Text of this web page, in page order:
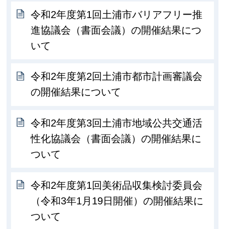
令和2年度第1回土浦市バリアフリー推
進協議会（書面会議）の開催結果につ
いて
令和2年度第2回土浦市都市計画審議会
の開催結果について
令和2年度第3回土浦市地域公共交通活
性化協議会（書面会議）の開催結果に
ついて
令和2年度第1回美術品収集検討委員会
（令和3年1月19日開催）の開催結果に
ついて